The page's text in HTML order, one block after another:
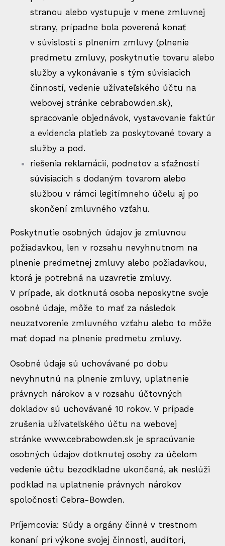
stranou alebo vystupuje v mene zmluvnej
strany, prípadne bola poverená konať
v súvislosti s plnením zmluvy (plnenie
predmetu zmluvy, poskytnutie tovaru alebo
služby a vykonávanie s tým súvisiacich
činností, vedenie užívateľského účtu na
webovej stránke cebrabowden.sk),
spracovanie objednávok, vystavovanie faktúr
a evidencia platieb za poskytované tovary a
služby a pod.
riešenia reklamácií, podnetov a sťažností
súvisiacich s dodaným tovarom alebo
službou v rámci legitímneho účelu aj po
skončení zmluvného vzťahu.
Poskytnutie osobných údajov je zmluvnou
požiadavkou, len v rozsahu nevyhnutnom na
plnenie predmetnej zmluvy alebo požiadavkou,
ktorá je potrebná na uzavretie zmluvy.
V prípade, ak dotknutá osoba neposkytne svoje
osobné údaje, môže to mať za následok
neuzatvorenie zmluvného vzťahu alebo to môže
mať dopad na plnenie predmetu zmluvy.
Osobné údaje sú uchovávané po dobu
nevyhnutnú na plnenie zmluvy, uplatnenie
právnych nárokov a v rozsahu účtovných
dokladov sú uchovávané 10 rokov. V prípade
zrušenia užívateľského účtu na webovej
stránke www.cebrabowden.sk je spracúvanie
osobných údajov dotknutej osoby za účelom
vedenie účtu bezodkladne ukončené, ak neslúži
podklad na uplatnenie právnych nárokov
spoločnosti Cebra-Bowden.
Príjemcovia: Súdy a orgány činné v trestnom
konaní pri výkone svojej činnosti, audítori,